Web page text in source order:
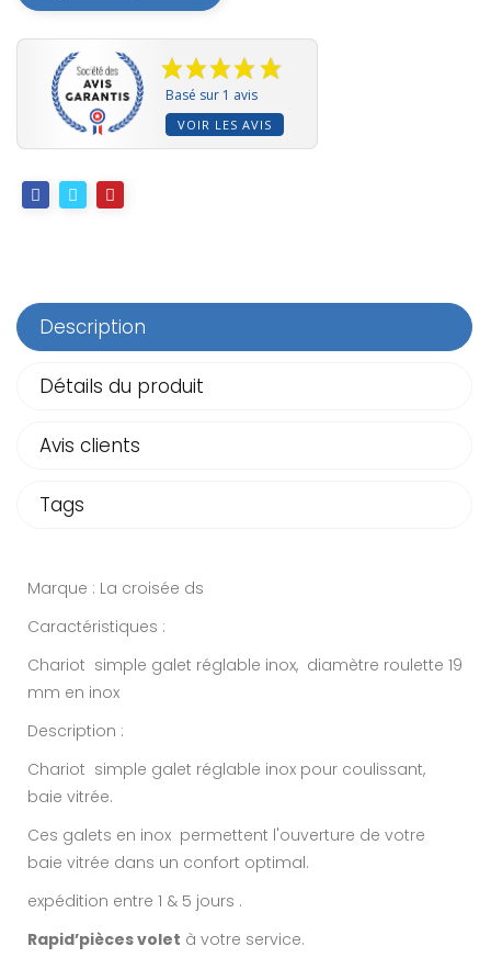
Basé sur 1 avis
VOIR LES AVIS
Description
Détails du produit
Avis clients
Tags
Marque : La croisée ds
Caractéristiques :
Chariot simple galet réglable inox, diamètre roulette 19
mm en inox
Description :
Chariot simple galet réglable inox pour coulissant,
baie vitrée.
Ces galets en inox permettent l'ouverture de votre
baie vitrée dans un confort optimal.
expédition entre 1 & 5 jours .
Rapid’pièces volet à votre service.